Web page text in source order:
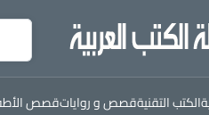
الكتب التقنيةقصص و رواياتقصص